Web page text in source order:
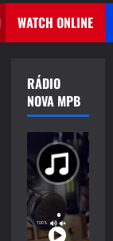
WATCH ONLINE
RÁDIO
NOVA MPB